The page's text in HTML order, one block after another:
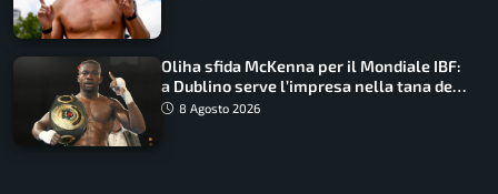
Oliha sfida McKenna per il Mondiale IBF:
a Dublino serve l’impresa nella tana del
lupo8 Agosto 2026